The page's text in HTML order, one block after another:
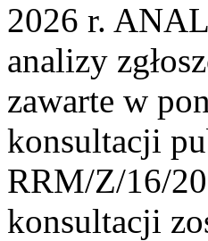
2026 r.
analizy
zawarte w
konsultacji
RRM/Z/16/
konsultacji